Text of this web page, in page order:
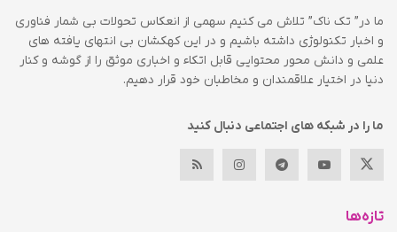
ما در” تک ناک” تلاش می کنیم سهمی از انعکاس تحولات بی شمار فناوری
و اخبار تکنولوژی داشته باشیم و در این کهکشان بی انتهای یافته های
علمی و دانش محور محتوایی قابل اتکاء و اخباری موثق را از گوشه و کنار
دنیا در اختیار علاقمندان و مخاطبان خود قرار دهیم.
ما را در شبکه های اجتماعی دنبال کنید
تازه‌ها